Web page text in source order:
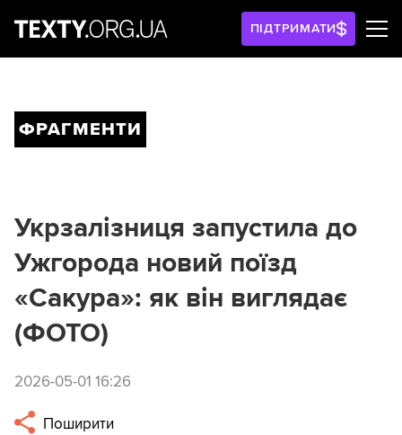
ПІДТРИМАТИ
ФРАГМЕНТИ
Укрзалізниця запустила до
Ужгорода новий поїзд
«Сакура»: як він виглядає
(ФОТО)
2026-05-01 16:26
Поширити